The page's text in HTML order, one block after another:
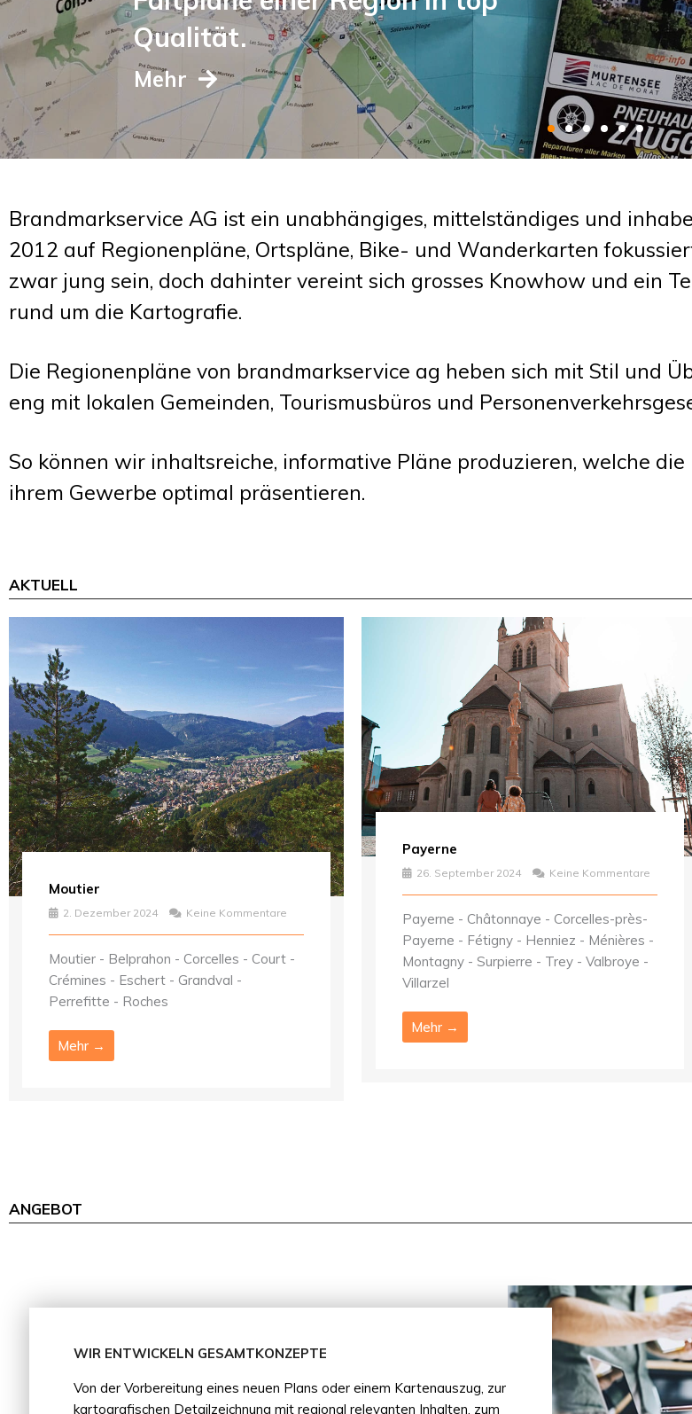
Qualität.
Mehr
Brandmarkservice AG ist ein unabhängiges, mittelständiges und
2012 auf Regionenpläne, Ortspläne, Bike- und Wanderkarten
zwar jung sein, doch dahinter vereint sich grosses Knowhow und ein
rund um die Kartografie.
Die Regionenpläne von brandmarkservice ag heben sich mit Stil und
eng mit lokalen Gemeinden, Tourismusbüros und
So können wir inhaltsreiche, informative Pläne produzieren, welche
ihrem Gewerbe optimal präsentieren.
AKTUELL
Moutier
2. Dezember 2024 Keine Kommentare
Moutier - Belprahon - Corcelles - Court -
Crémines - Eschert - Grandval -
Perrefitte - Roches
Mehr →
Payerne
26. September 2024 Keine Kommentare
Payerne - Châtonnaye - Corcelles-près-
Payerne - Fétigny - Henniez - Ménières -
Montagny - Surpierre - Trey - Valbroye -
Villarzel
Mehr →
ANGEBOT
WIR ENTWICKELN GESAMTKONZEPTE
Von der Vorbereitung eines neuen Plans oder einem Kartenauszug, zur
kartografischen Detailzeichnung mit regional relevanten Inhalten, zum